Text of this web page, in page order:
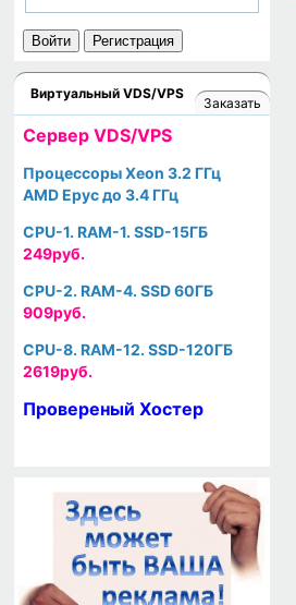
Войти Регистрация
Виртуальный VDS/VPS
Заказать
Cервер VDS/VPS
Процессоры Xeon 3.2 ГГц
AMD Epyc до 3.4 ГГц
CPU-1. RAM-1. SSD-15ГБ
249руб.
CPU-2. RAM-4. SSD 60ГБ
909руб.
CPU-8. RAM-12. SSD-120ГБ
2619руб.
Провереный Хостер